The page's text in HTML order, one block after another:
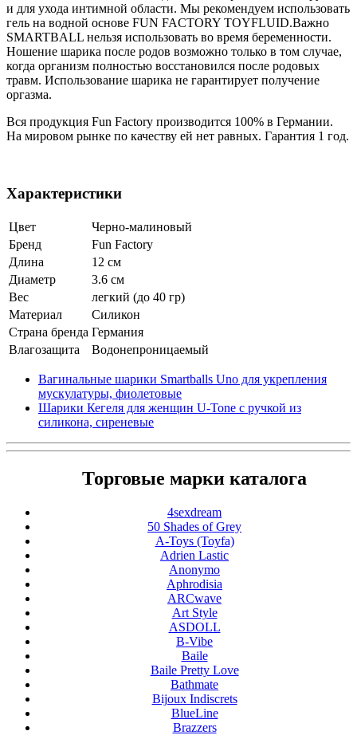
и для ухода интимной области. Мы рекомендуем использовать
гель на водной основе FUN FACTORY TOYFLUID.Важно
SMARTBALL нельзя использовать во время беременности.
Ношение шарика после родов возможно только в том случае,
когда организм полностью восстановился после родовых
травм. Использование шарика не гарантирует получение
оргазма.
Вся продукция Fun Factory производится 100% в Германии.
На мировом рынке по качеству ей нет равных. Гарантия 1 год.
Характеристики
Цвет
Черно-малиновый
Бренд
Fun Factory
Длина
12 см
Диаметр
3.6 см
Вес
легкий (до 40 гр)
Материал
Силикон
Страна бренда Германия
Влагозащита
Водонепроницаемый
Вагинальные шарики Smartballs Uno для укрепления
мускулатуры, фиолетовые
Шарики Кегеля для женщин U-Tone с ручкой из
силикона, сиреневые
Торговые марки каталога
4sexdream
50 Shades of Grey
A-Toys (Toyfa)
Adrien Lastic
Anonymo
Aphrodisia
ARCwave
Art Style
ASDOLL
B-Vibe
Baile
Baile Pretty Love
Bathmate
Bijoux Indiscrets
BlueLine
Brazzers